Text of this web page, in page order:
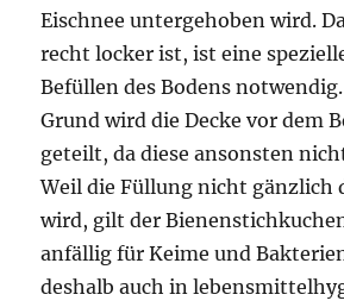
Eischnee untergehoben wird.
recht locker ist, ist eine
Befüllen des Bodens
Grund wird die Decke vor dem
geteilt, da diese ansonsten
Weil die Füllung nicht gänzlich
wird, gilt der
anfällig für Keime und
deshalb auch in